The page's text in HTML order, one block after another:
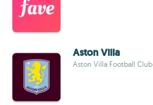
Aston Villa
Aston Villa Football Club